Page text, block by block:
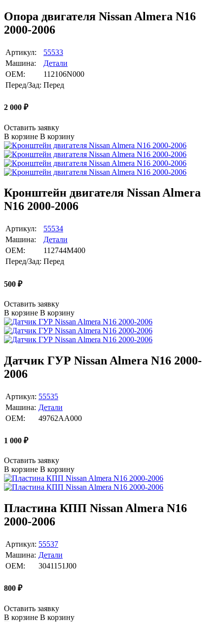
Опора двигателя Nissan Almera N16
2000-2006
Артикул:
55533
Машина:
Детали
OEM:
112106N000
Перед/Зад: Перед
2 000 ₽
Оставить заявку
В корзине В корзину
Кронштейн двигателя Nissan Almera
N16 2000-2006
Артикул:
55534
Машина:
Детали
OEM:
112744M400
Перед/Зад: Перед
500 ₽
Оставить заявку
В корзине В корзину
Датчик ГУР Nissan Almera N16 2000-
2006
Артикул: 55535
Машина: Детали
OEM:
49762AA000
1 000 ₽
Оставить заявку
В корзине В корзину
Пластина КПП Nissan Almera N16
2000-2006
Артикул: 55537
Машина: Детали
OEM:
3041151J00
800 ₽
Оставить заявку
В корзине В корзину